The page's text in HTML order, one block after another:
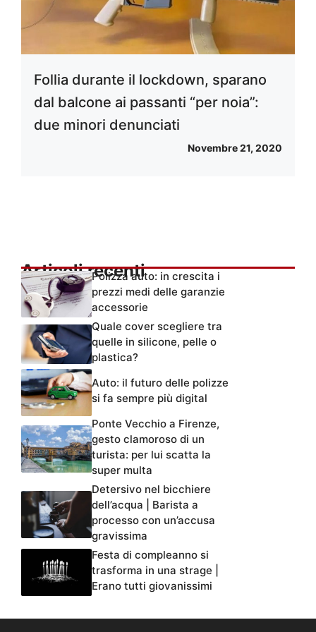
Follia durante il lockdown, sparano
dal balcone ai passanti “per noia”:
due minori denunciati
Novembre 21, 2020
Articoli recentiPolizza auto: in crescita i
prezzi medi delle garanzie
accessorie
Quale cover scegliere tra
quelle in silicone, pelle o
plastica?
Auto: il futuro delle polizze
si fa sempre più digital
Ponte Vecchio a Firenze,
gesto clamoroso di un
turista: per lui scatta la
super multa
Detersivo nel bicchiere
dell’acqua | Barista a
processo con un’accusa
gravissima
Festa di compleanno si
trasforma in una strage |
Erano tutti giovanissimi